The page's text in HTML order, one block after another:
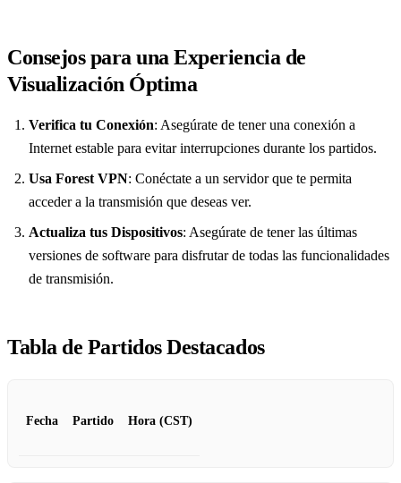
Consejos para una Experiencia de
Visualización Óptima
Verifica tu Conexión: Asegúrate de tener una conexión a
Internet estable para evitar interrupciones durante los partidos.
Usa Forest VPN: Conéctate a un servidor que te permita
acceder a la transmisión que deseas ver.
Actualiza tus Dispositivos: Asegúrate de tener las últimas
versiones de software para disfrutar de todas las funcionalidades
de transmisión.
Tabla de Partidos Destacados
Fecha Partido Hora (CST)